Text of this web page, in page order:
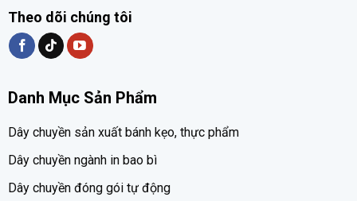
Theo dõi chúng tôi
Danh Mục Sản Phẩm
Dây chuyền sản xuất bánh kẹo, thực phẩm
Dây chuyền ngành in bao bì
Dây chuyền đóng gói tự động